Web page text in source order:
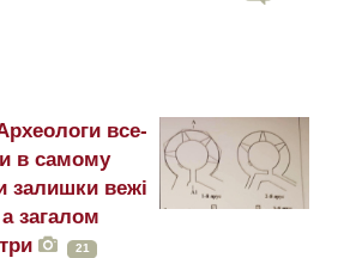
все-
в самому
залишки вежі
загалом
21